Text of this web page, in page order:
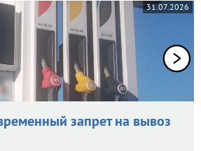
31.07.2026
запрет на вывоз